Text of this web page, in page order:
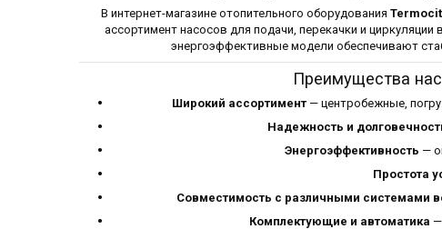
В интернет-магазине отопительного оборудования
ассортимент насосов для подачи, перекачки и
энергоэффективные модели обеспечивают
Преимущества
Широкий ассортимент — центробежные,
Надежность и
Энергоэффективность —
Простота
Совместимость с различными системами
Комплектующие и автоматика